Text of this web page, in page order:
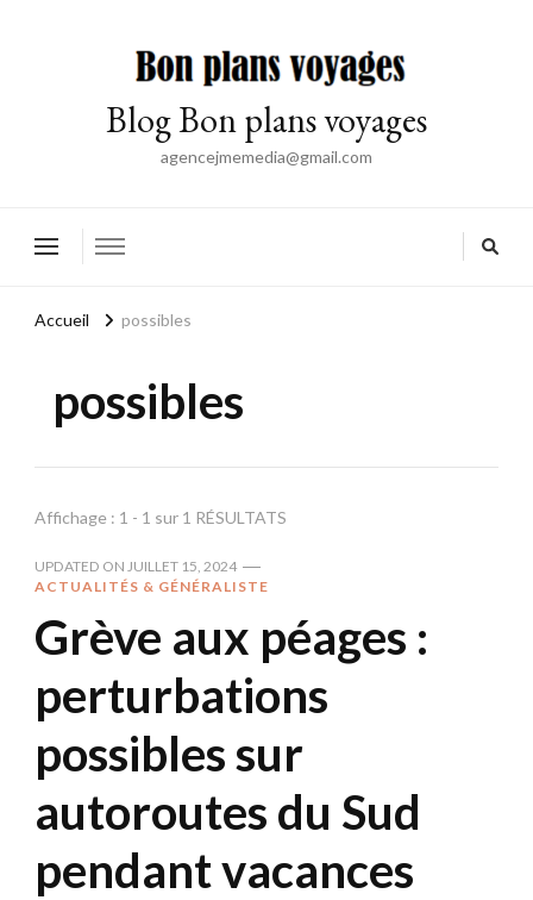
Blog Bon plans voyages
agencejmemedia@gmail.com
Accueil possibles
possibles
Affichage : 1 - 1 sur 1 RÉSULTATS
UPDATED ON JUILLET 15, 2024
ACTUALITÉS & GÉNÉRALISTE
Grève aux péages :
perturbations
possibles sur
autoroutes du Sud
pendant vacances